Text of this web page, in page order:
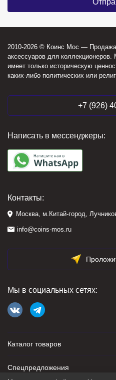
2010-2026 © Коинс Мос —
аксессуаров для
имеет только историческую
каких-либо политических или
+7 (926)
Написать в мессенджеры:
Контакты:
Москва, м.Китай-город,
info@coins-mos.ru
Мы в социальных сетях:
Каталог товаров
Спецпредложения